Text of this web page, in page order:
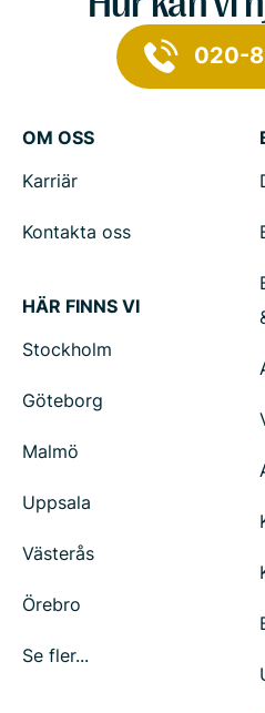
020-
OM OSS
Karriär
Kontakta oss
HÄR FINNS VI
Stockholm
Göteborg
Malmö
Uppsala
Västerås
Örebro
Se fler...